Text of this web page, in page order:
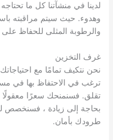
لدينا في منشآتنا كل ما
وهدوء. حيث سيتم مراقبته
والرطوبة المثلى للحفاظ
غرف التخزين
نحن نتكيف تمامًا مع
ترغب في الاحتفاظ بها في
تقلق. فسنمنحك سعرًا معقولًا
بحاجة إلى زيادة ، فسنخصص
طرودك بأمان.